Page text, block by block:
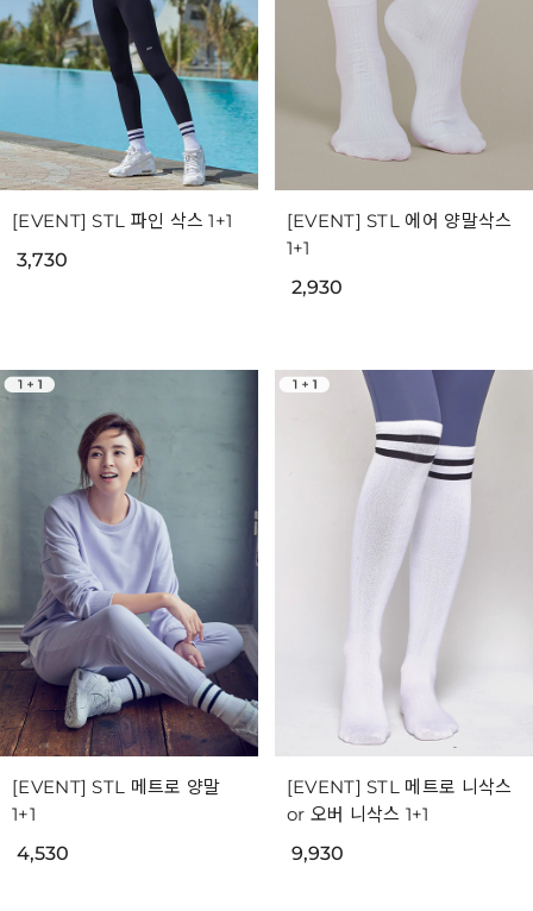
[EVENT] STL 파인 삭스 1+1
3,730
[EVENT] STL 에어 양말삭스
1+1
2,930
[EVENT] STL 메트로 양말
1+1
4,530
[EVENT] STL 메트로 니삭스
or 오버 니삭스 1+1
9,930